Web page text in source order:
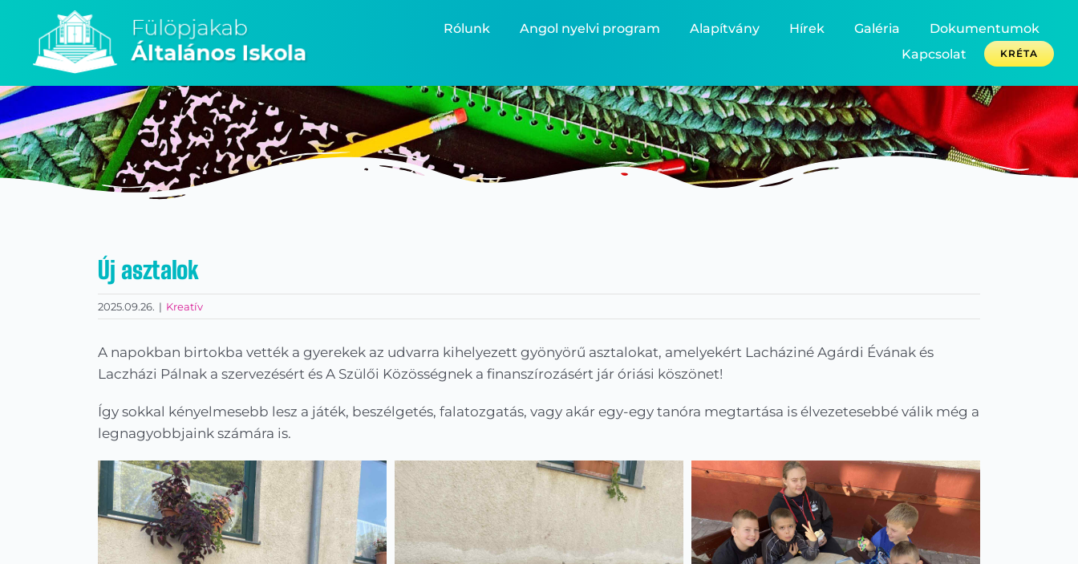
Rólunk Angol nyelvi program Alapítvány Hírek Galéria
Dokumentumok
Kapcsolat
KRÉTA
Új asztalok
2025.09.26. | Kreatív
A napokban birtokba vették a gyerekek az udvarra kihelyezett gyönyörű asztalokat, amelyekért Lacháziné Agárdi Évának és
Laczházi Pálnak a szervezésért és A Szülői Közösségnek a finanszírozásért jár óriási köszönet!
Így sokkal kényelmesebb lesz a játék, beszélgetés, falatozgatás, vagy akár egy-egy tanóra megtartása is élvezetesebbé válik még a
legnagyobbjaink számára is.